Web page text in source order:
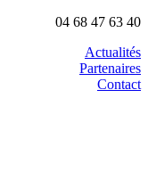
04 68 47 63 40
Actualités
Partenaires
Contact